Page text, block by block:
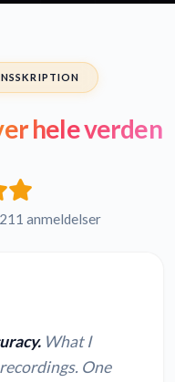
hele verden
anmeldelser
What I
One